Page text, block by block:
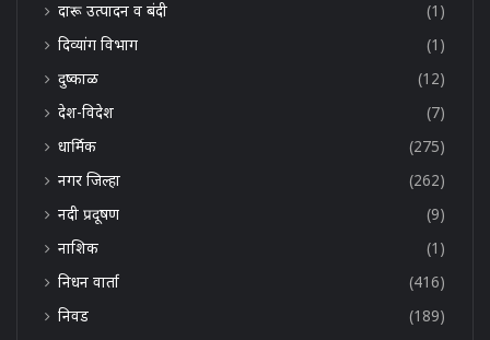
दारू उत्पादन व बंदी
(1)
दिव्यांग विभाग
(1)
दुष्काळ
(12)
देश-विदेश
(7)
धार्मिक
(275)
नगर जिल्हा
(262)
नदी प्रदूषण
(9)
नाशिक
(1)
निधन वार्ता
(416)
निवड
(189)